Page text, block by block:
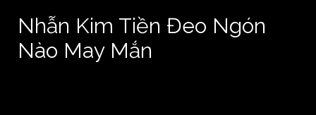
Nhẫn Kim Tiền Đeo Ngón
Nào May Mắn